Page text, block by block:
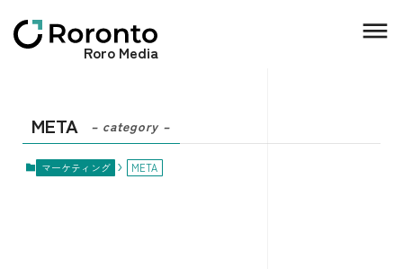
Roro Media
META – category –
マーケティング META